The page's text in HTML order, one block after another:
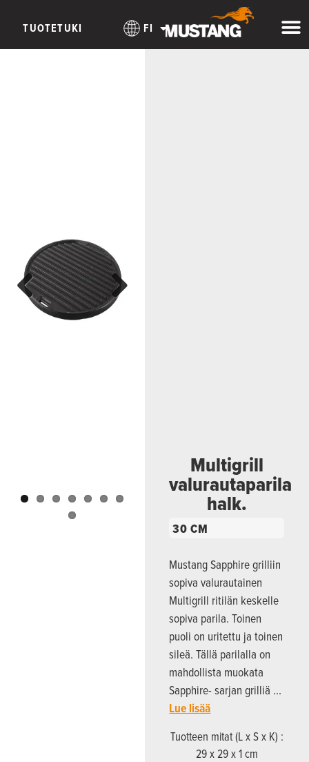
TUOTETUKI FI
Multigrill
valurautaparila
halk.
30 CM
Mustang Sapphire grilliin
sopiva valurautainen
Multigrill ritilän keskelle
sopiva parila. Toinen
puoli on uritettu ja toinen
sileä. Tällä parilalla on
mahdollista muokata
Sapphire- sarjan grilliä …
Lue lisää
Tuotteen mitat (L x S x K) :
29 x 29 x 1 cm
Previous